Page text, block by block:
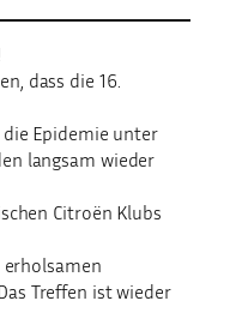
dass die 16.
Epidemie unter
langsam wieder
Citroën Klubs
erholsamen
Treffen ist wieder